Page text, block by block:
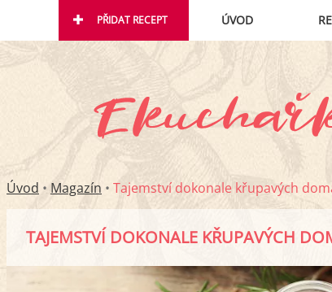
PŘIDAT RECEPT ÚVOD
Úvod • Magazín • Tajemství dokonale křupavých
TAJEMSTVÍ DOKONALE KŘUPAVÝCH